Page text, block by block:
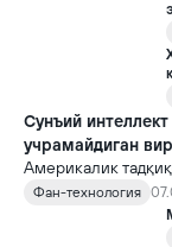
Кремлда
Сунъий
учрамайдиган
Америкалик
16 та вирус
билан бирга,
хавотирларни ҳам
Фан-технология